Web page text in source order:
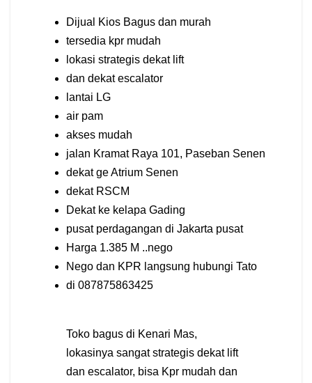
Dijual Kios Bagus dan murah
tersedia kpr mudah
lokasi strategis dekat lift
dan dekat escalator
lantai LG
air pam
akses mudah
jalan Kramat Raya 101, Paseban Senen
dekat ge Atrium Senen
dekat RSCM
Dekat ke kelapa Gading
pusat perdagangan di Jakarta pusat
Harga 1.385 M ..nego
Nego dan KPR langsung hubungi Tato
di 087875863425
Toko bagus di Kenari Mas,
lokasinya sangat strategis dekat lift
dan escalator, bisa Kpr mudah dan